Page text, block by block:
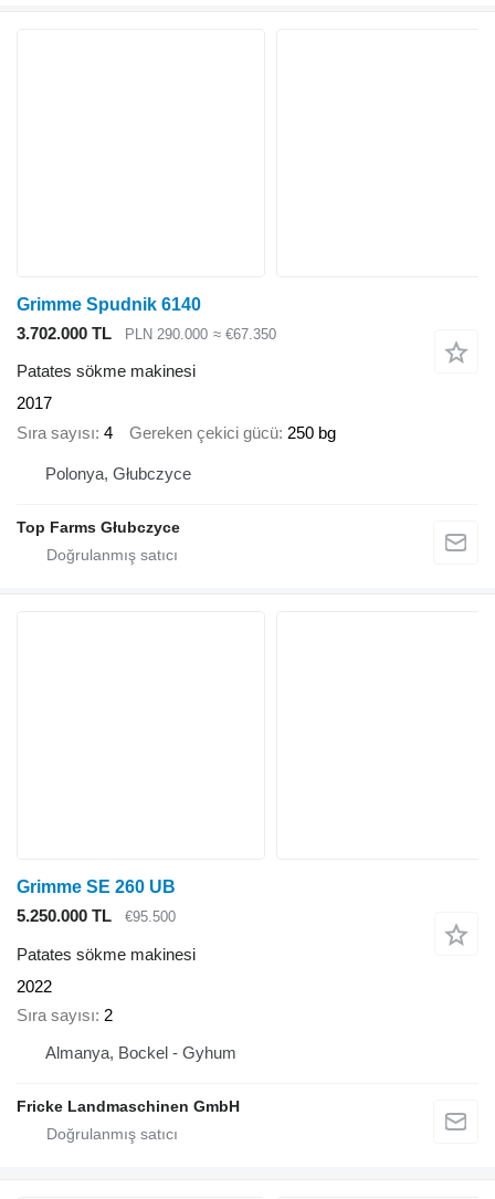
Grimme Spudnik 6140
3.702.000 TL
PLN 290.000 ≈ €67.350
Patates sökme makinesi
2017
Sıra sayısı 4 Gereken çekici gücü 250 bg
Polonya, Głubczyce
Top Farms Głubczyce
Grimme SE 260 UB
5.250.000 TL
€95.500
Patates sökme makinesi
2022
Sıra sayısı 2
Almanya, Bockel - Gyhum
Fricke Landmaschinen GmbH